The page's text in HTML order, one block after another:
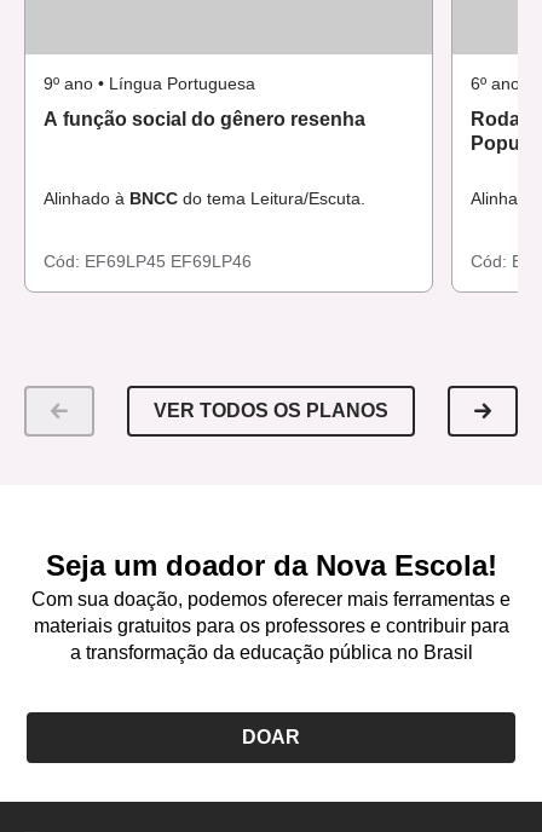
9º ano • Língua Portuguesa
A função social do gênero resenha
Alinhado à BNCC do tema Leitura/Escuta.
Cód: EF69LP45 EF69LP46
6º ano •
Roda
Cód:
VER TODOS OS PLANOS
Seja um doador da Nova Escola!
Com sua doação, podemos oferecer mais ferramentas e
materiais gratuitos para os professores e contribuir para
a transformação da educação pública no Brasil
DOAR